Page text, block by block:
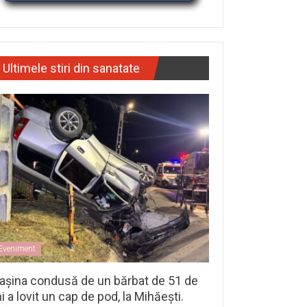
Ultimele stiri din sanatate
condusă de un bărbat de 51 de
a lovit un cap de pod, la Mihăești.